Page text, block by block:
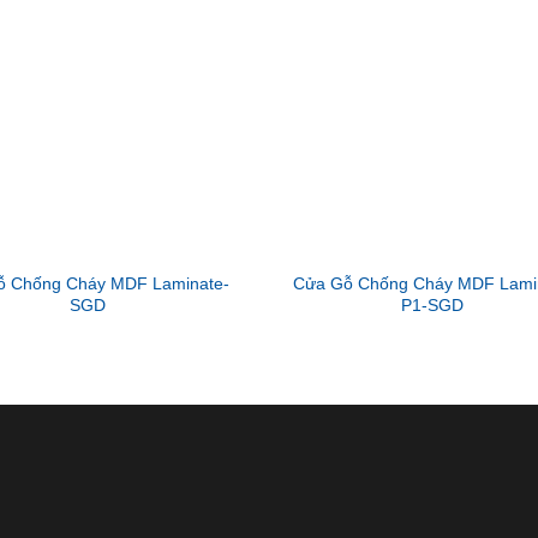
Chống Cháy MDF Laminate-
SGD
Cửa Gỗ Chống Cháy MDF
P1-SGD